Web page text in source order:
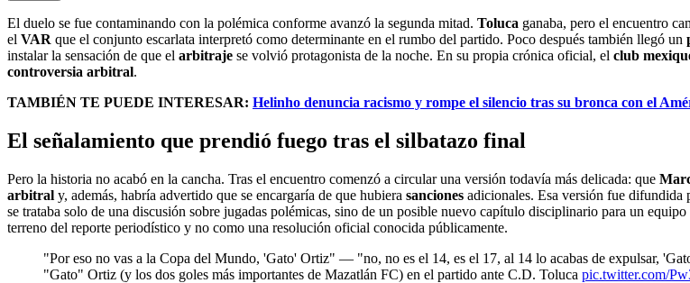
El duelo se fue contaminando con la polémica conforme avanzó la segunda mitad. Toluca ganaba, pero el encuentro
el VAR que el conjunto escarlata interpretó como determinante en el rumbo del partido. Poco después también llegó un
instalar la sensación de que el arbitraje se volvió protagonista de la noche. En su propia crónica oficial, el club
controversia arbitral.
TAMBIÉN TE PUEDE INTERESAR: Helinho denuncia racismo y rompe el silencio tras su bronca con el
El señalamiento que prendió fuego tras el silbatazo final
Pero la historia no acabó en la cancha. Tras el encuentro comenzó a circular una versión todavía más delicada: que
arbitral y, además, habría advertido que se encargaría de que hubiera sanciones adicionales. Esa versión fue difundida
se trataba solo de una discusión sobre jugadas polémicas, sino de un posible nuevo capítulo disciplinario para un
terreno del reporte periodístico y no como una resolución oficial conocida públicamente.
"Por eso no vas a la Copa del Mundo, 'Gato' Ortiz" — "no, no es el 14, es el 17, al 14 lo acabas de expulsar,
"Gato" Ortiz (y los dos goles más importantes de Mazatlán FC) en el partido ante C.D. Toluca pic.twitter.com/